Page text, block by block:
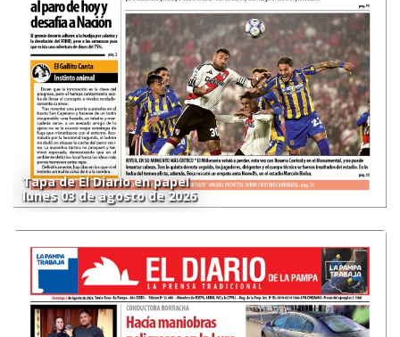
Tapa de El Diario en papel
lunes 03 de agosto de 2026